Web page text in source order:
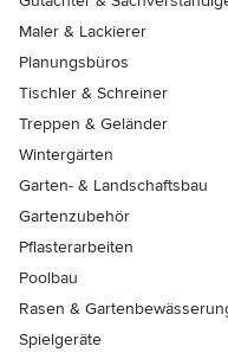
Maler & Lackierer
Planungsbüros
Tischler & Schreiner
Treppen & Geländer
Wintergärten
Garten- & Landschaftsbau
Gartenzubehör
Pflasterarbeiten
Poolbau
Rasen &
Spielgeräte